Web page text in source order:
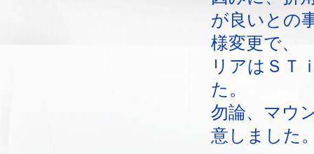
が良いとの
様変更で、
リアはＳＴ
た。
勿論、マウ
意しました